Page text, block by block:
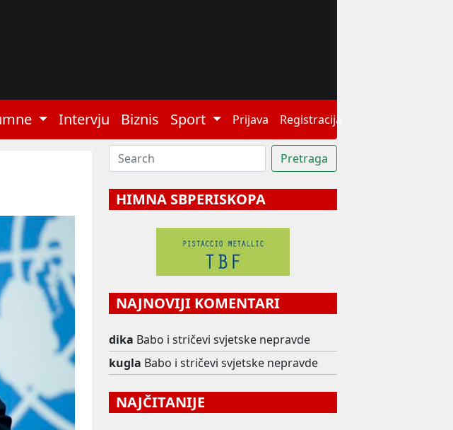
Intervju Biznis Sport Prijava Registracija
HIMNA SBPERISKOPA
NAJNOVIJI KOMENTARI
dika Babo i stričevi svjetske nepravde
kugla Babo i stričevi svjetske nepravde
NAJČITANIJE